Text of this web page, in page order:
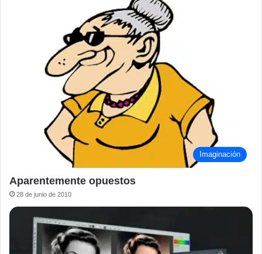
Imaginación
Aparentemente opuestos
28 de junio de 2010